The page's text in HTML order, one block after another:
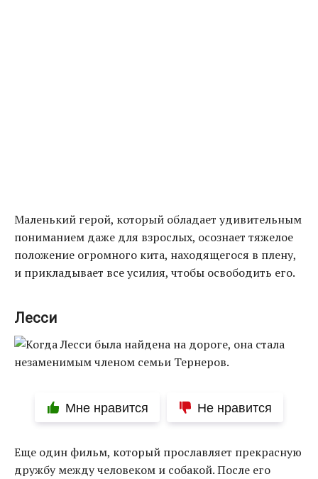
Маленький герой, который обладает удивительным
пониманием даже для взрослых, осознает тяжелое
положение огромного кита, находящегося в плену,
и прикладывает все усилия, чтобы освободить его.
Лесси
Мне нравится Не нравится
Еще один фильм, который прославляет прекрасную
дружбу между человеком и собакой. После его